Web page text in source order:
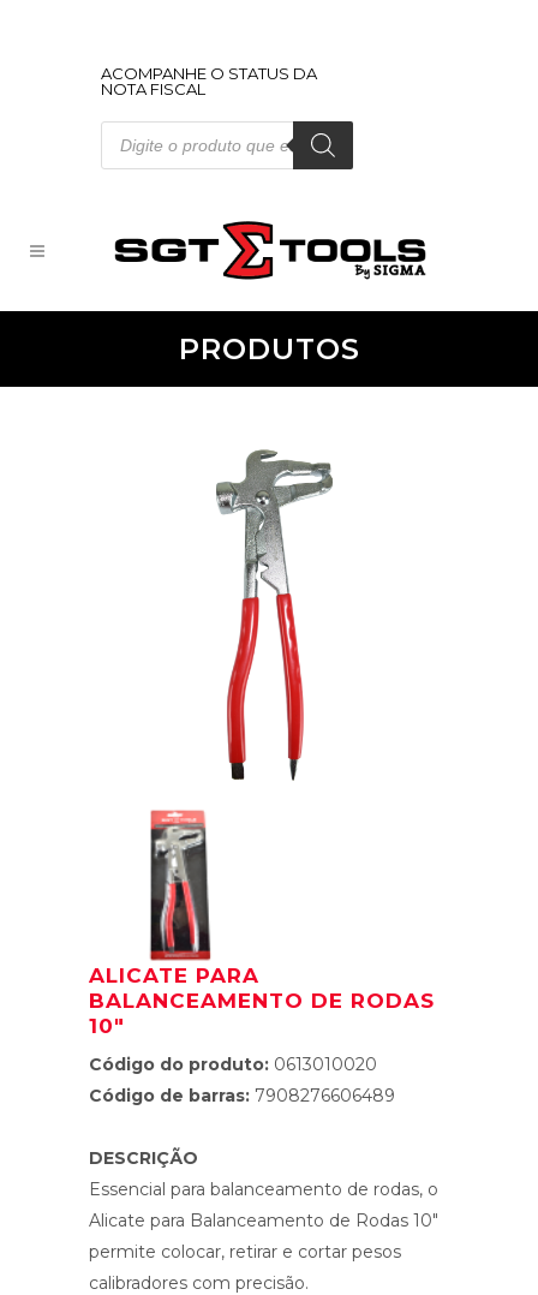
ACOMPANHE O STATUS DA
NOTA FISCAL
Pesquisar
produtos
PRODUTOS
ALICATE PARA
BALANCEAMENTO DE RODAS
10″
Código do produto: 0613010020
Código de barras: 7908276606489
DESCRIÇÃO
Essencial para balanceamento de rodas, o
Alicate para Balanceamento de Rodas 10″
permite colocar, retirar e cortar pesos
calibradores com precisão.